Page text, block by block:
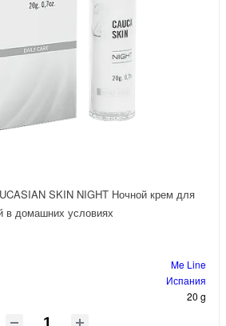
SKIN NIGHT Ночной крем для
в домашних условиях
Me Line
Испания
20 g